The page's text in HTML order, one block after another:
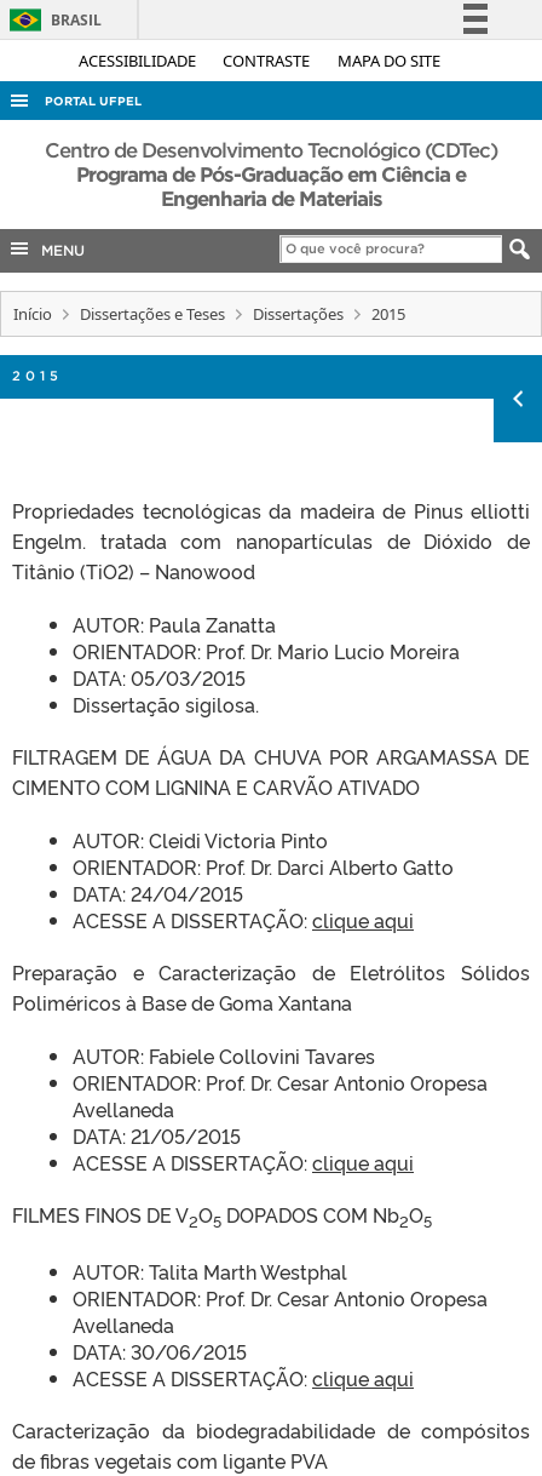
ACESSIBILIDADE CONTRASTE MAPA DO SITE
BRASIL
Simplifique!
Acesso à informação
Legislação
Canais
PORTAL UFPEL
ACESSO À INFORMAÇÃO
AUDITORIA
EDITAIS
Centro de Desenvolvimento Tecnológico (CDTec)
Programa de Pós-Graduação em Ciência e
Engenharia de Materiais
MENU
Início Dissertações e Teses Dissertações 2015
2015
Propriedades tecnológicas da madeira de Pinus elliotti
Engelm. tratada com nanopartículas de Dióxido de
Titânio (TiO2) – Nanowood
AUTOR: Paula Zanatta
ORIENTADOR: Prof. Dr. Mario Lucio Moreira
DATA: 05/03/2015
Dissertação sigilosa.
FILTRAGEM DE ÁGUA DA CHUVA POR ARGAMASSA DE
CIMENTO COM LIGNINA E CARVÃO ATIVADO
AUTOR: Cleidi Victoria Pinto
ORIENTADOR: Prof. Dr. Darci Alberto Gatto
DATA: 24/04/2015
ACESSE A DISSERTAÇÃO:clique aqui
Preparação e Caracterização de Eletrólitos Sólidos
Poliméricos à Base de Goma Xantana
AUTOR: Fabiele Collovini Tavares
ORIENTADOR: Prof. Dr. Cesar Antonio Oropesa
Avellaneda
DATA: 21/05/2015
ACESSE A DISSERTAÇÃO:clique aqui
FILMES FINOS DE V2O5 DOPADOS COM Nb2O5
AUTOR: Talita Marth Westphal
ORIENTADOR: Prof. Dr. Cesar Antonio Oropesa
Avellaneda
DATA: 30/06/2015
ACESSE A DISSERTAÇÃO:clique aqui
Caracterização da biodegradabilidade de compósitos
de fibras vegetais com ligante PVA